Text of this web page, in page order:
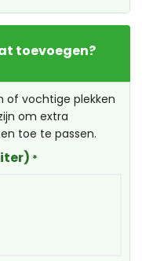
toevoegen?
of vochtige plekken
om extra
toe te passen.
*